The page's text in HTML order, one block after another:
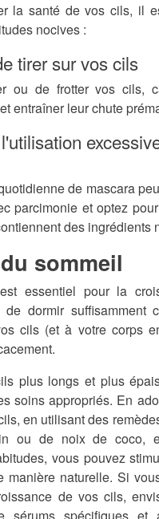
la santé de vos cils, il
nocives :
tirer sur vos cils
ou de frotter vos cils,
entraîner leur chute
de mascara
parcimonie et optez
des ingrédients
sommeil
essentiel pour la
de dormir suffisamment
cils (et à votre corps
plus longs et plus
soins appropriés. En
en utilisant des
ou de noix de coco,
vous pouvez
manière naturelle. Si
de vos cils,